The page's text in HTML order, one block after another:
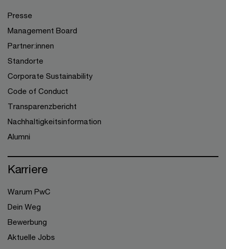
Presse
Management Board
Partner:innen
Standorte
Corporate Sustainability
Code of Conduct
Transparenzbericht
Nachhaltigkeitsinformation
Alumni
Karriere
Warum PwC
Dein Weg
Bewerbung
Aktuelle Jobs